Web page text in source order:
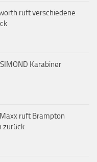
ruft verschiedene
Karabiner
ruft Brampton
zurück